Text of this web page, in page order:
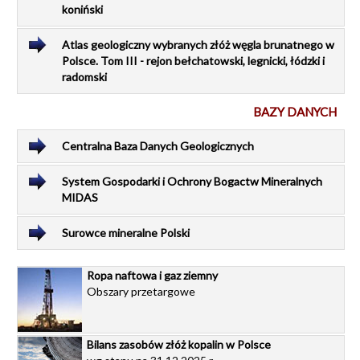
koniński
Atlas geologiczny wybranych złóż węgla brunatnego w
Polsce. Tom III - rejon bełchatowski, legnicki, łódzki i
radomski
BAZY DANYCH
Centralna Baza Danych Geologicznych
System Gospodarki i Ochrony Bogactw Mineralnych
MIDAS
Surowce mineralne Polski
Ropa naftowa i gaz ziemny
Obszary przetargowe
Bilans zasobów złóż kopalin w Polsce